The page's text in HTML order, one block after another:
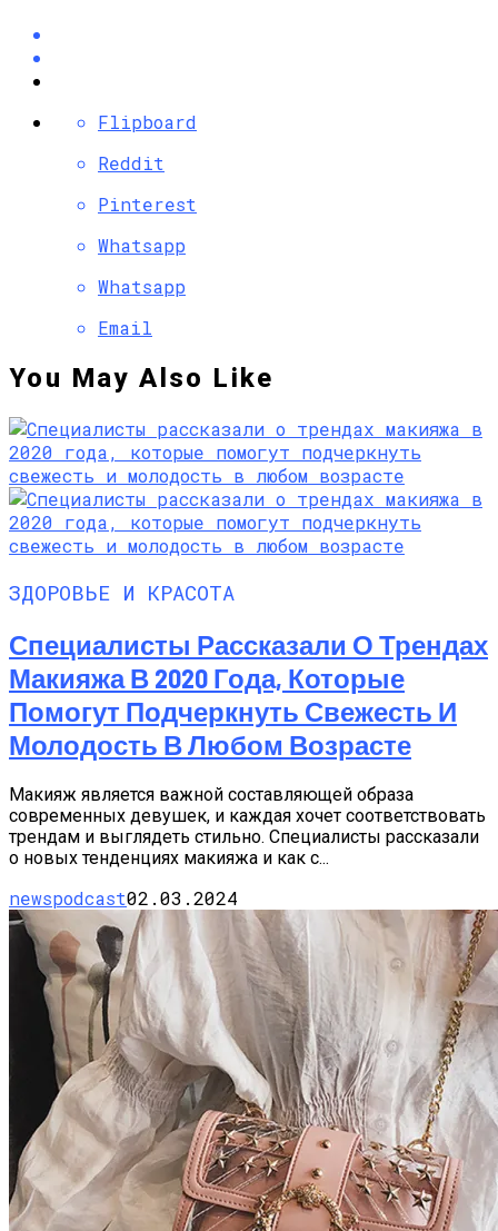
Flipboard
Reddit
Pinterest
Whatsapp
Whatsapp
Email
You May Also Like
ЗДОРОВЬЕ И КРАСОТА
Специалисты Рассказали О Трендах
Макияжа В 2020 Года, Которые
Помогут Подчеркнуть Свежесть И
Молодость В Любом Возрасте
Макияж является важной составляющей образа
современных девушек, и каждая хочет соответствовать
трендам и выглядеть стильно. Специалисты рассказали
о новых тенденциях макияжа и как с...
newspodcast02.03.2024